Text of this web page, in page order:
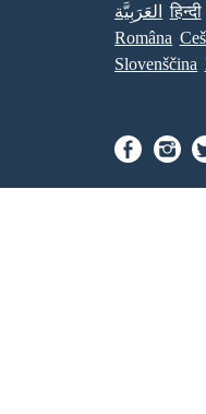
العَرَبِيَّة
हिन्दी
Româna
Slovenščina